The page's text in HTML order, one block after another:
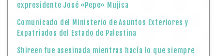
expresidente José «Pepe» Mujica
Comunicado del Ministerio de Asuntos Exteriores y
Expatriados del Estado de Palestina
Shireen fue asesinada mientras hacía lo que siempre